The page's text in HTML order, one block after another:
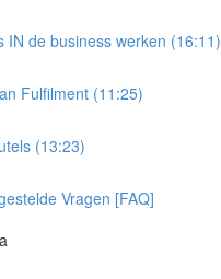
IN de business werken (16:11)
Fulfilment (11:25)
(13:23)
Vragen [FAQ]